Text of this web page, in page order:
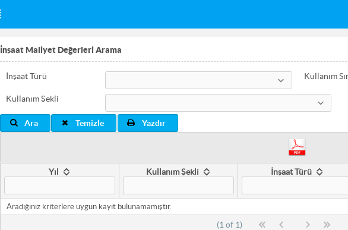
İnşaat Maliyet Değerleri Arama
İnşaat Türü Kullanım
Kullanım Şekli
Ara Temizle Yazdır
Yıl Kullanım Şekli İnşaat Türü
Aradığınız kriterlere uygun kayıt bulunamamıştır.
(1 of 1)